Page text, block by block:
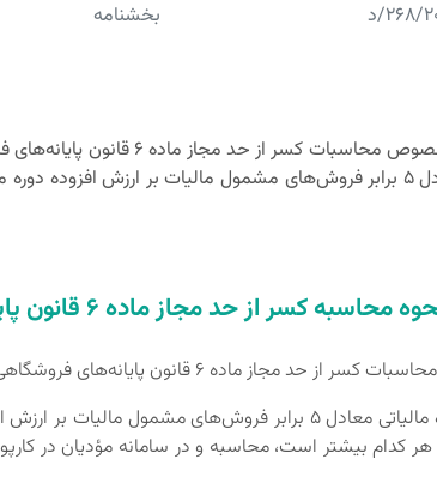
د بخشنامه
فوق حسب مقررات قانونی در ابتدای هر دوره مالیاتی معادل 5 برابر فروش‌های
کسر از حد مجاز ماده 6 قانون پایانه‌های فروشگاهی
فروشگاهی و سامانه مؤدیان به استحضار می‌رساند:
1- سقف مجاز ماده فوق حسب مقررات قانونی در ابتدای هر دوره
101 قانون مالیات‌های مستقیم هر کدام بیشتر است، محاسبه و در